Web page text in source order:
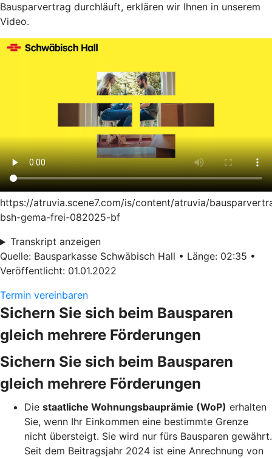
Bausparvertrag durchläuft, erklären wir Ihnen in unserem
Video.
https://atruvia.scene7.com/is/content/atruvia/
bsh-gema-frei-082025-bf
Transkript anzeigen
Quelle: Bausparkasse Schwäbisch Hall • Länge: 02:35 •
Veröffentlicht: 01.01.2022
Termin vereinbaren
Sichern Sie sich beim Bausparen
gleich mehrere Förderungen
Sichern Sie sich beim Bausparen
gleich mehrere Förderungen
Die staatliche Wohnungsbauprämie (WoP) erhalten
Sie, wenn Ihr Einkommen eine bestimmte Grenze
nicht übersteigt. Sie wird nur fürs Bausparen gewährt.
Seit dem Beitragsjahr 2024 ist eine Anrechnung von